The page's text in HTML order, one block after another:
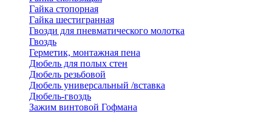
Гайка стопорная
Гайка шестигранная
Гвозди для пневматического молотка
Гвоздь
Герметик, монтажная пена
Дюбель для полых стен
Дюбель резьбовой
Дюбель универсальный /вставка
Дюбель-гвоздь
Зажим винтовой Гофмана